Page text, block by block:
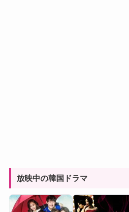
放映中の韓国ドラマ